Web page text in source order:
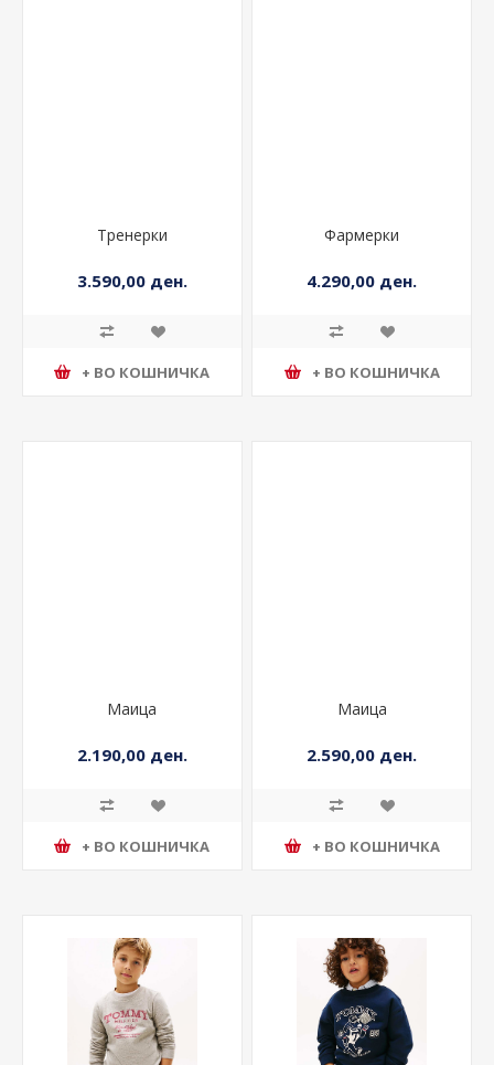
Тренерки
3.590,00 ден.
+ ВО КОШНИЧКА
Фармерки
4.290,00 ден.
+ ВО КОШНИЧКА
Маица
2.190,00 ден.
+ ВО КОШНИЧКА
Маица
2.590,00 ден.
+ ВО КОШНИЧКА